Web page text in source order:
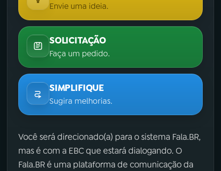
Envie uma ideia.
SOLICITAÇÃO
Faça um pedido.
SIMPLIFIQUE
Sugira melhorias.
Você será direcionado(a) para o sistema Fala.BR,
mas é com a EBC que estará dialogando. O
Fala.BR é uma plataforma de comunicação da